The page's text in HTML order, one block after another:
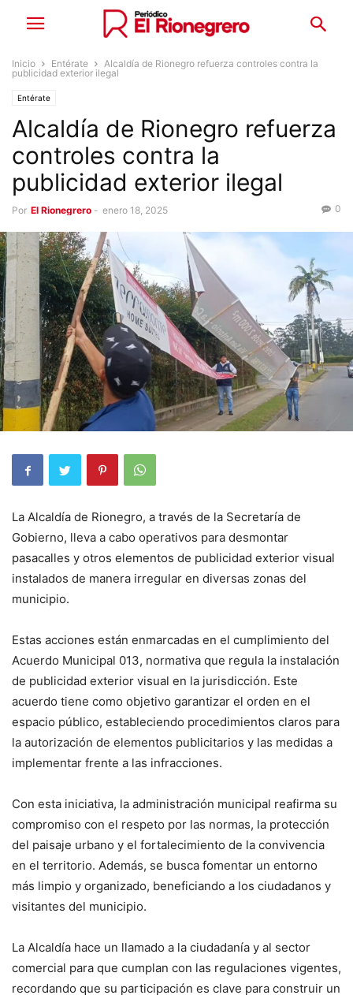
Inicio Entérate
Alcaldía de Rionegro refuerza controles contra la
publicidad exterior ilegal
Entérate
Alcaldía de Rionegro refuerza
controles contra la
publicidad exterior ilegal
Por El Rionegrero - enero 18, 2025 0
La Alcaldía de Rionegro, a través de la Secretaría de
Gobierno, lleva a cabo operativos para desmontar
pasacalles y otros elementos de publicidad exterior visual
instalados de manera irregular en diversas zonas del
municipio.
Estas acciones están enmarcadas en el cumplimiento del
Acuerdo Municipal 013, normativa que regula la instalación
de publicidad exterior visual en la jurisdicción. Este
acuerdo tiene como objetivo garantizar el orden en el
espacio público, estableciendo procedimientos claros para
la autorización de elementos publicitarios y las medidas a
implementar frente a las infracciones.
Con esta iniciativa, la administración municipal reafirma su
compromiso con el respeto por las normas, la protección
del paisaje urbano y el fortalecimiento de la convivencia
en el territorio. Además, se busca fomentar un entorno
más limpio y organizado, beneficiando a los ciudadanos y
visitantes del municipio.
La Alcaldía hace un llamado a la ciudadanía y al sector
comercial para que cumplan con las regulaciones vigentes,
recordando que su participación es clave para construir un